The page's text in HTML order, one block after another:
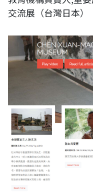
交流展（台灣日本）